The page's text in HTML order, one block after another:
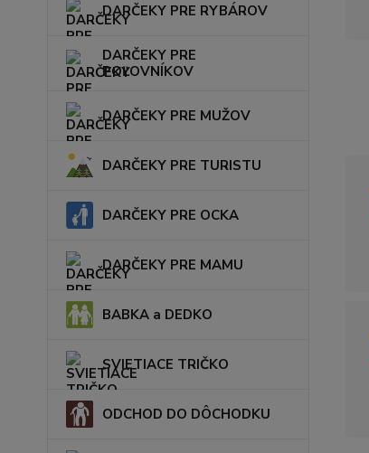
DARČEKY PRE RYBÁROV
DARČEKY PRE
POĽOVNÍKOV
DARČEKY PRE MUŽOV
DARČEKY PRE TURISTU
DARČEKY PRE OCKA
DARČEKY PRE MAMU
BABKA a DEDKO
SVIETIACE TRIČKO
ODCHOD DO DÔCHODKU